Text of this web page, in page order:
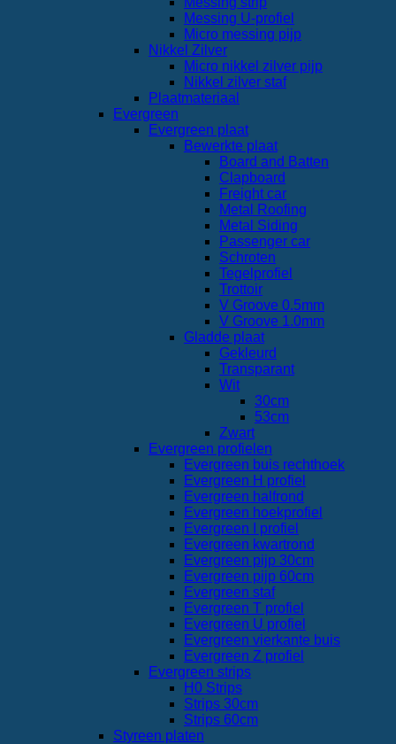
Messing U-profiel
Micro messing pijp
Nikkel Zilver
Micro nikkel zilver pijp
Nikkel zilver staf
Plaatmateriaal
Evergreen
Evergreen plaat
Bewerkte plaat
Board and Batten
Clapboard
Freight car
Metal Roofing
Metal Siding
Passenger car
Schroten
Tegelprofiel
Trottoir
V Groove 0.5mm
V Groove 1.0mm
Gladde plaat
Gekleurd
Transparant
Wit
30cm
53cm
Zwart
Evergreen profielen
Evergreen buis rechthoek
Evergreen H profiel
Evergreen halfrond
Evergreen hoekprofiel
Evergreen I profiel
Evergreen kwartrond
Evergreen pijp 30cm
Evergreen pijp 60cm
Evergreen staf
Evergreen T profiel
Evergreen U profiel
Evergreen vierkante buis
Evergreen Z profiel
Evergreen strips
H0 Strips
Strips 30cm
Strips 60cm
Styreen platen